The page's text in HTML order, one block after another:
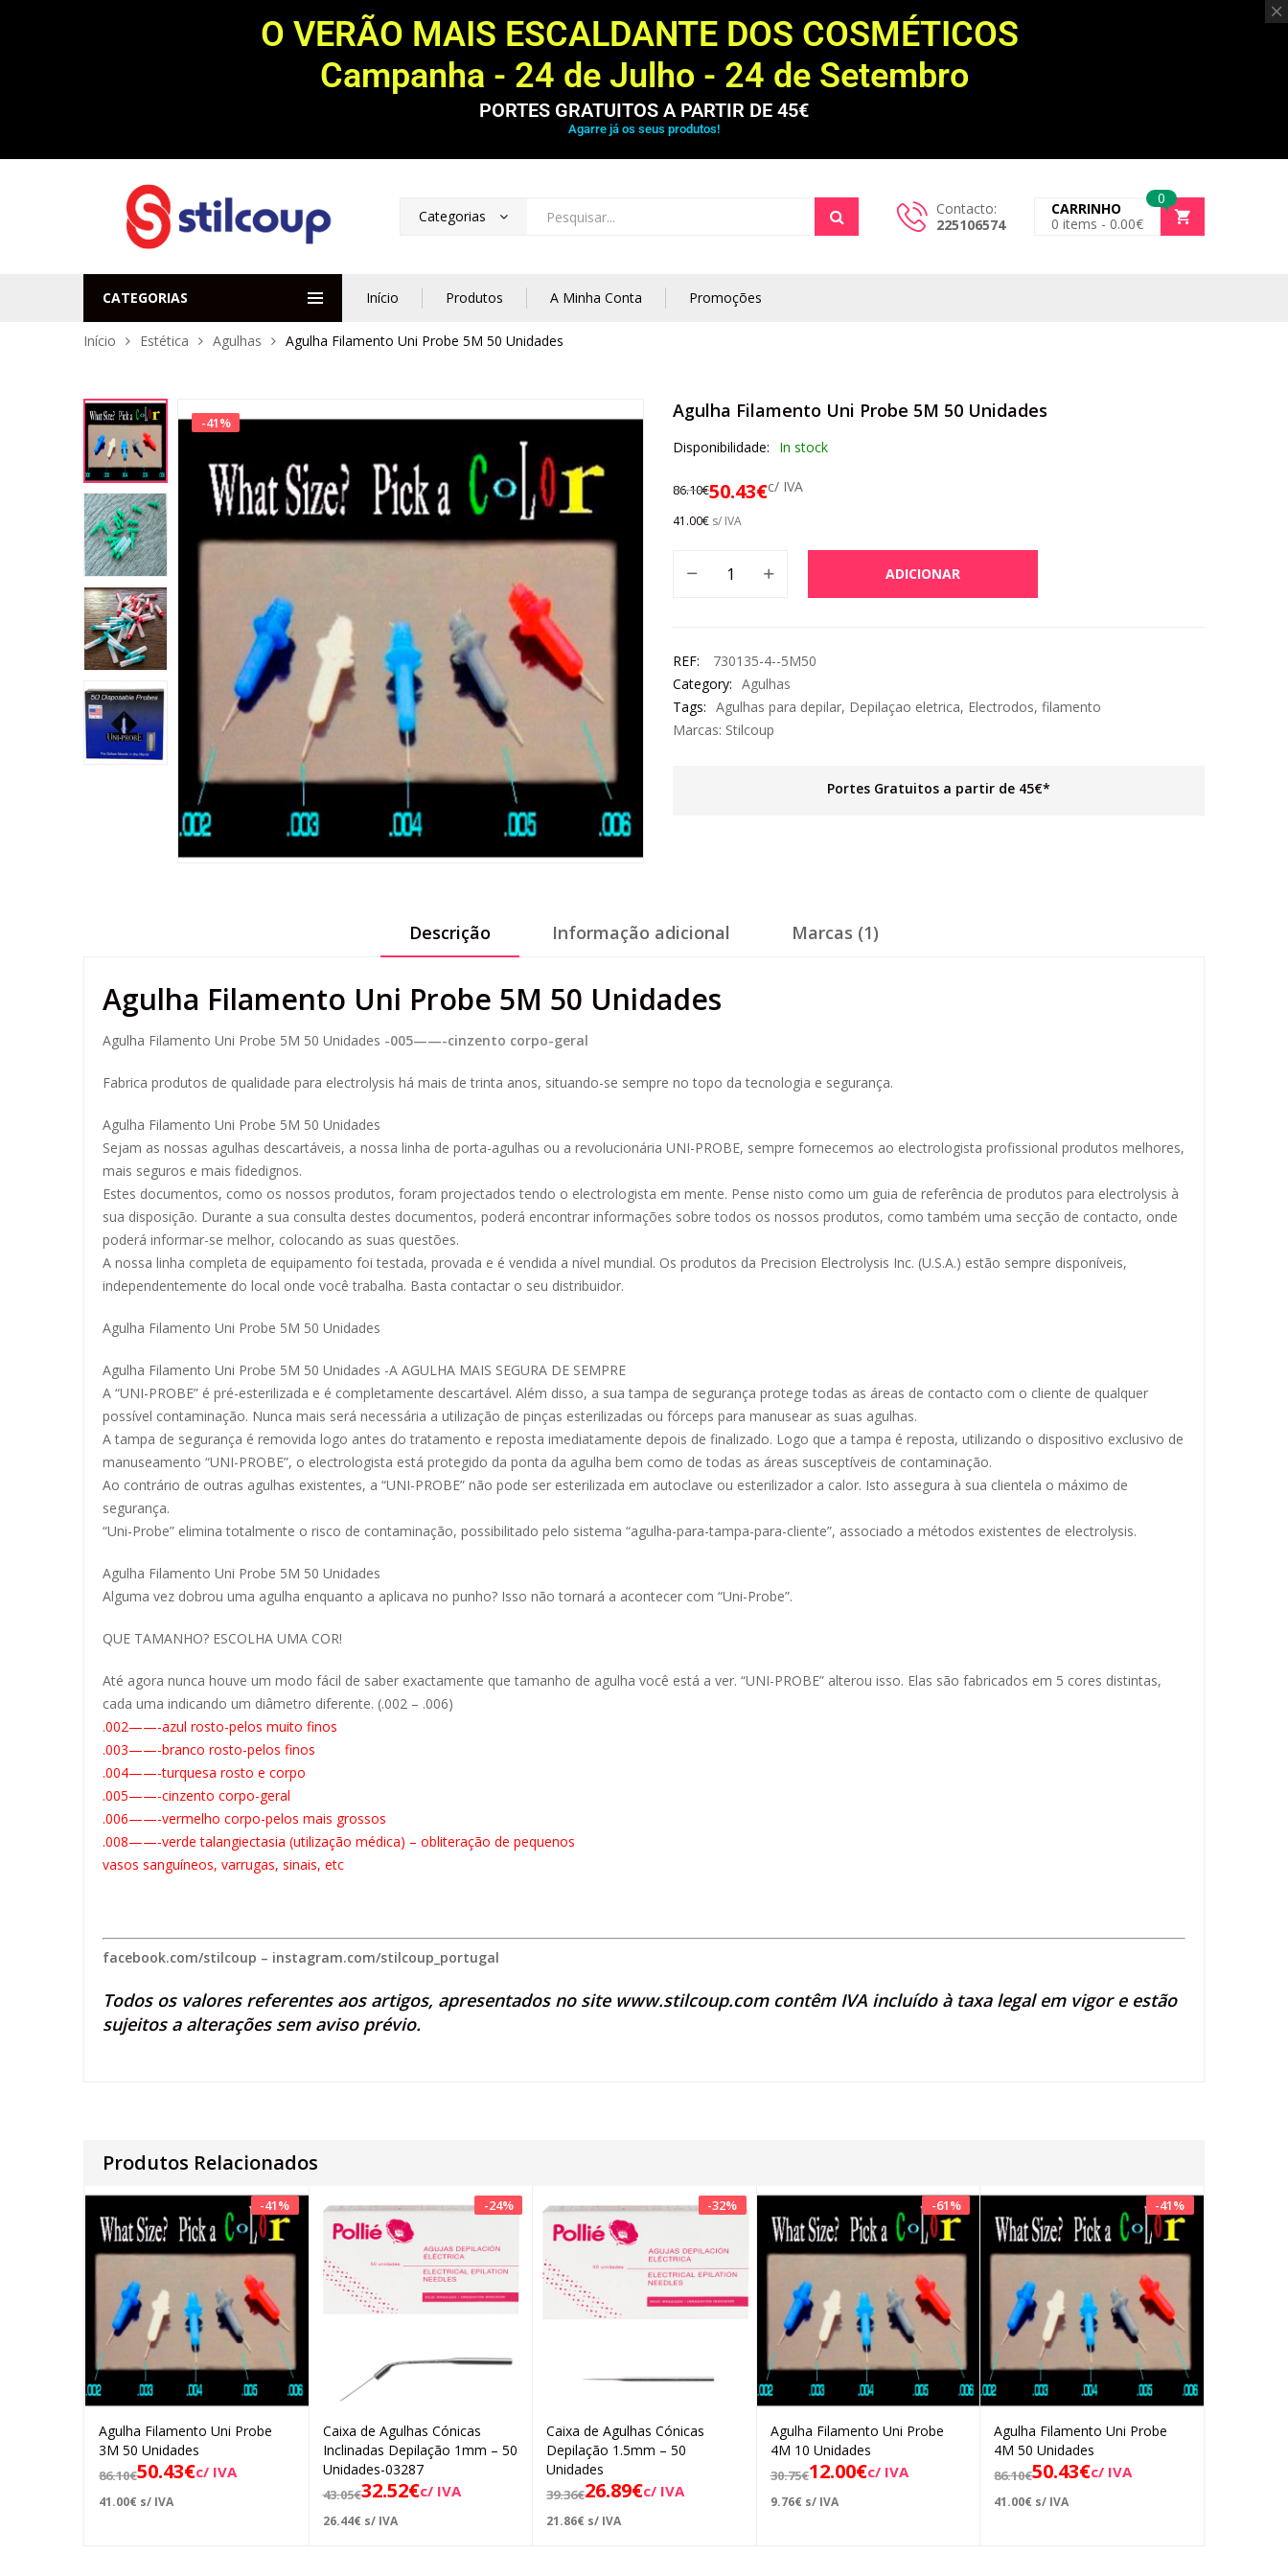
O VERÃO MAIS ESCALDANTE DOS COSMÉTICOS
Campanha - 24 de Julho - 24 de Setembro
PORTES GRATUITOS A PARTIR DE 45€
Agarre já os seus produtos!
Categorias
Contacto:
225106574
0
CARRINHO
0 items - 0.00€
CATEGORIAS Início Produtos A Minha Conta Promoções
Início Estética Agulhas Agulha Filamento Uni Probe 5M 50 Unidades
-41%
Agulha Filamento Uni Probe 5M 50 Unidades
Disponibilidade: In stock
86.10€50.43€c/ IVA
41.00€ s/ IVA
ADICIONAR
REF:
730135-4--5M50
Category: Agulhas
Tags: Agulhas para depilar, Depilaçao eletrica, Electrodos, filamento
Marcas: Stilcoup
Portes Gratuitos a partir de 45€*
Descrição Informação adicional Marcas (1)
Agulha Filamento Uni Probe 5M 50 Unidades
Agulha Filamento Uni Probe 5M 50 Unidades -005——-cinzento corpo-geral
Fabrica produtos de qualidade para electrolysis há mais de trinta anos, situando-se sempre no topo da tecnologia e segurança.
Agulha Filamento Uni Probe 5M 50 Unidades
Sejam as nossas agulhas descartáveis, a nossa linha de porta-agulhas ou a revolucionária UNI-PROBE, sempre fornecemos ao electrologista profissional produtos melhores,
mais seguros e mais fidedignos.
Estes documentos, como os nossos produtos, foram projectados tendo o electrologista em mente. Pense nisto como um guia de referência de produtos para electrolysis à
sua disposição. Durante a sua consulta destes documentos, poderá encontrar informações sobre todos os nossos produtos, como também uma secção de contacto, onde
poderá informar-se melhor, colocando as suas questões.
A nossa linha completa de equipamento foi testada, provada e é vendida a nível mundial. Os produtos da Precision Electrolysis Inc. (U.S.A.) estão sempre disponíveis,
independentemente do local onde você trabalha. Basta contactar o seu distribuidor.
Agulha Filamento Uni Probe 5M 50 Unidades
Agulha Filamento Uni Probe 5M 50 Unidades -A AGULHA MAIS SEGURA DE SEMPRE
A “UNI-PROBE” é pré-esterilizada e é completamente descartável. Além disso, a sua tampa de segurança protege todas as áreas de contacto com o cliente de qualquer
possível contaminação. Nunca mais será necessária a utilização de pinças esterilizadas ou fórceps para manusear as suas agulhas.
A tampa de segurança é removida logo antes do tratamento e reposta imediatamente depois de finalizado. Logo que a tampa é reposta, utilizando o dispositivo exclusivo de
manuseamento “UNI-PROBE”, o electrologista está protegido da ponta da agulha bem como de todas as áreas susceptíveis de contaminação.
Ao contrário de outras agulhas existentes, a “UNI-PROBE” não pode ser esterilizada em autoclave ou esterilizador a calor. Isto assegura à sua clientela o máximo de
segurança.
“Uni-Probe” elimina totalmente o risco de contaminação, possibilitado pelo sistema “agulha-para-tampa-para-cliente”, associado a métodos existentes de electrolysis.
Agulha Filamento Uni Probe 5M 50 Unidades
Alguma vez dobrou uma agulha enquanto a aplicava no punho? Isso não tornará a acontecer com “Uni-Probe”.
QUE TAMANHO? ESCOLHA UMA COR!
Até agora nunca houve um modo fácil de saber exactamente que tamanho de agulha você está a ver. “UNI-PROBE” alterou isso. Elas são fabricados em 5 cores distintas,
cada uma indicando um diâmetro diferente. (.002 – .006)
.002——-azul rosto-pelos muito finos
.003——-branco rosto-pelos finos
.004——-turquesa rosto e corpo
.005——-cinzento corpo-geral
.006——-vermelho corpo-pelos mais grossos
.008——-verde talangiectasia (utilização médica) – obliteração de pequenos
vasos sanguíneos, varrugas, sinais, etc
facebook.com/stilcoup – instagram.com/stilcoup_portugal
Todos os valores referentes aos artigos, apresentados no site www.stilcoup.comcontêm IVA incluído à taxa legal em vigor e estão
sujeitos a alterações sem aviso prévio.
Produtos Relacionados
-41%
Adicionar
Agulha Filamento Uni Probe
3M 50 Unidades
86.10€50.43€c/ IVA
41.00€ s/ IVA
-24%
Adicionar
Caixa de Agulhas Cónicas
Inclinadas Depilação 1mm – 50
Unidades-03287
43.05€32.52€c/ IVA
26.44€ s/ IVA
-32%
Adicionar
Caixa de Agulhas Cónicas
Depilação 1.5mm – 50
Unidades
39.36€26.89€c/ IVA
21.86€ s/ IVA
-61%
Adicionar
Agulha Filamento Uni Probe
4M 10 Unidades
30.75€12.00€c/ IVA
9.76€ s/ IVA
-41%
Adicionar
Agulha Filamento Uni Probe
4M 50 Unidades
86.10€50.43€c/ IVA
41.00€ s/ IVA